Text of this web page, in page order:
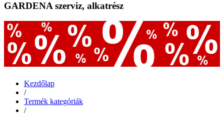
GARDENA szerviz, alkatrész
Kezdőlap
/
Termék kategóriák
/